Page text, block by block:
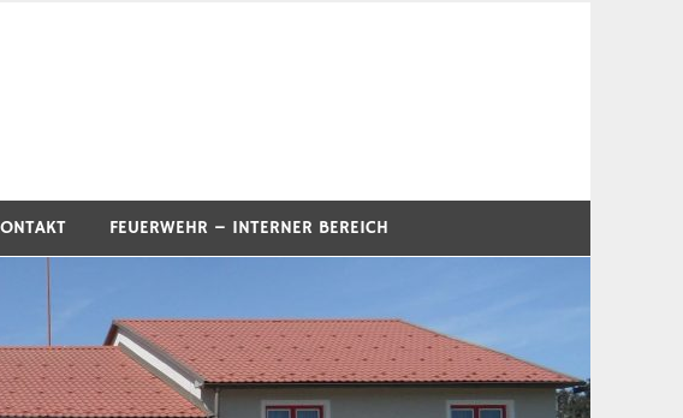
FEUERWEHR – INTERNER BEREICH